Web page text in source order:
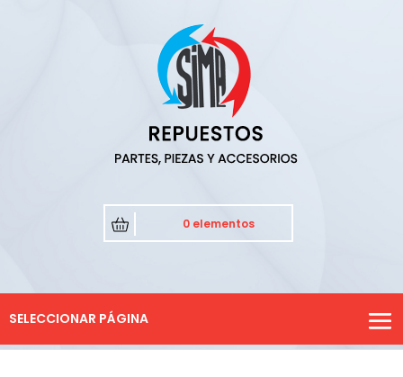
0 elementos
SELECCIONAR PÁGINA